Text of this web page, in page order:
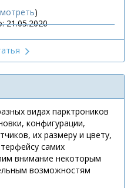
)
21.05.2020
видах парктроников
конфигурации,
их размеру и цвету,
самих
внимание некоторым
возможностям